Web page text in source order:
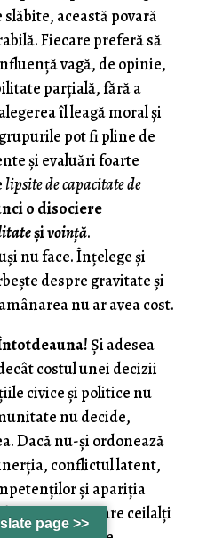
această povară
Fiecare preferă să
vagă, de opinie,
parțială, fără a
îl leagă moral și
pot fi pline de
și evaluări foarte
lipsite de capacitate de
o disociere
șivoință.
nu face. Înțelege și
despre gravitate și
nu ar avea cost.
Și adesea
costul unei decizii
civice și politice nu
nu decide,
Dacă nu-și ordonează
conflictul latent,
și apariția
puterea pe care ceilalți
page >>